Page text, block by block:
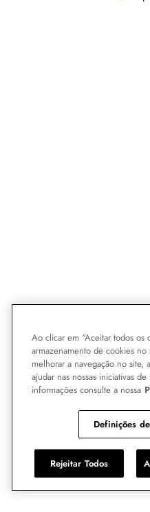
Ao clicar em "Aceitar todos os
armazenamento de cookies no
melhorar a navegação no site,
ajudar nas nossas iniciativas
informações consulte a nossa
Definições
Rejeitar Todos